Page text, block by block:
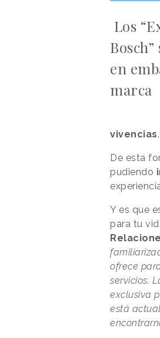
Los
en
marca
vivencias.
De esta
pudiendo
Y es que
para tu
ofrece
servicios.
exclusiva
está